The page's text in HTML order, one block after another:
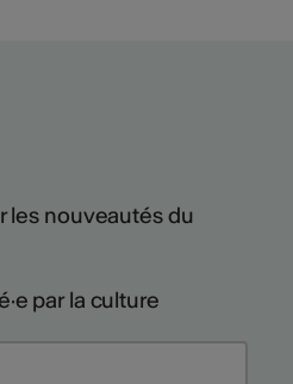
les nouveautés du
par la culture